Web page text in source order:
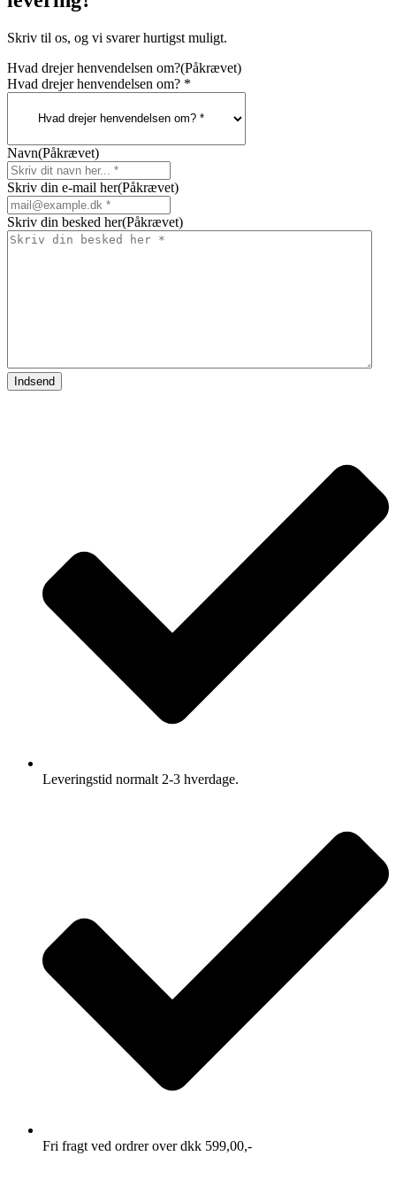
Skriv til os, og vi svarer hurtigst muligt.
Hvad drejer henvendelsen om?(Påkrævet)
Hvad drejer henvendelsen om? *
Navn(Påkrævet)
Skriv din e-mail her(Påkrævet)
Skriv din besked her(Påkrævet)
Leveringstid normalt 2-3 hverdage.
Fri fragt ved ordrer over dkk 599,00,-